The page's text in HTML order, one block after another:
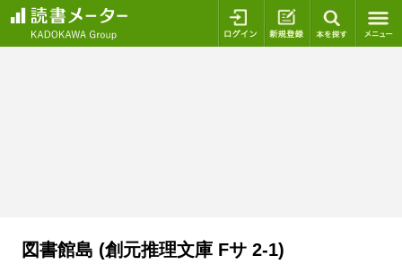
ログイン 新規登録
図書館島 (創元推理文庫 Fサ 2-1)